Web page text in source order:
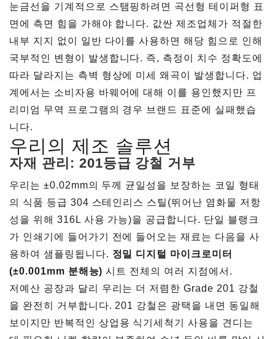
눈금선을 기계적으로 스탬핑하려면 곡선형 테이퍼형 표
면에 측면 힘을 가해야 합니다. 값싼 제조업체가 적절한
내부 지지 없이 일반 다이를 사용하면 해당 힘으로 인해
국부적인 변형이 발생합니다. 즉, 측정이 치수 정확도에
따라 달라지는 측벽 형상에 미세 왜곡이 발생합니다. 업
계에서는 소비자용 바웨어에 대해 이를 용인했지만 프
리미엄 무역 프로그램의 경우 브랜드 표준에 실패했습
니다.
우리의 제조 솔루션
자재 관리: 201등급 강철 거부
우리는 ±0.02mm의 두께 균일성을 보장하는 코일 형태
의 식품 등급 304 스테인리스 스틸(뛰어난 염화물 저항
성을 위해 316L 사용 가능)을 공급합니다. 단일 블랭크
가 인쇄기에 들어가기 전에 들어오는 재료는 다음을 사
용하여 샘플링됩니다. 정밀 디지털 마이크로미터
(±0.001mm 분해능) 시트 전체의 여러 지점에서.
저예산 공장과 달리 우리는 더 저렴한 Grade 201 강철
을 완전히 거부합니다. 201 강철은 광택을 내면 동일해
보이지만 반복적인 상업용 식기세척기 사용을 견디는